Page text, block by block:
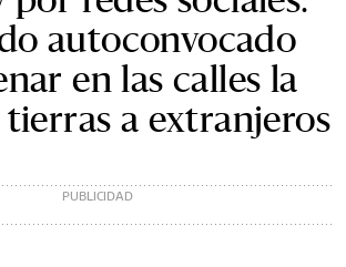
autoconvocado
en las calles la
a extranjeros